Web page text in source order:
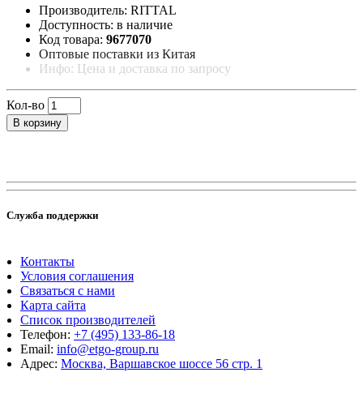
Производитель: RITTAL
Доступность: в наличие
Код товара: 9677070
Оптовые поставки из Китая
Инфо: Цена и доставка по запросу
Кол-во
В корзину
Служба поддержки
Контакты
Условия соглашения
Связаться с нами
Карта сайта
Список производителей
Телефон: +7 (495) 133-86-18
Email: info@etgo-group.ru
Адрес: Москва, Варшавское шоссе 56 стр. 1